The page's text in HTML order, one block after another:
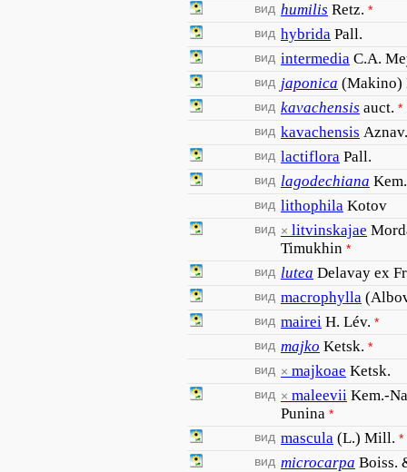
вид humilis Retz. *
вид hybrida Pall.
вид intermedia C.A.
вид japonica (Makino)
вид kavachensis auct. *
вид kavachensis Aznav.
вид lactiflora Pall.
вид lagodechiana
вид lithophila Kotov
вид × litvinskajae
Timukhin *
вид lutea Delavay ex
вид macrophylla
вид mairei H. Lév. *
вид majko Ketsk. *
вид × majkoae Ketsk.
вид × maleevii Kem.-
Punina *
вид mascula (L.) Mill. *
вид microcarpa Boiss.